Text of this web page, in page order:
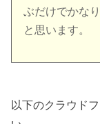
ぶだけでかな
と思います。
以下のクラウド